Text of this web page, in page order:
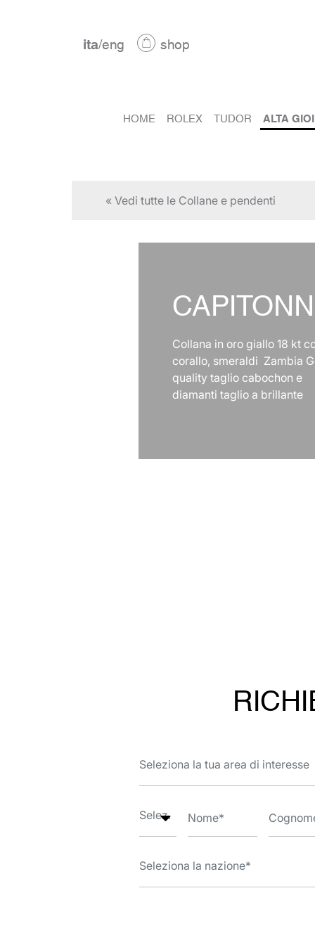
ita/eng shop
HOME ROLEX TUDOR ALTA
« Vedi tutte le Collane e pendenti
Collana in oro giallo 18 kt
corallo, smeraldi Zambia
quality taglio cabochon e
diamanti taglio a brillante